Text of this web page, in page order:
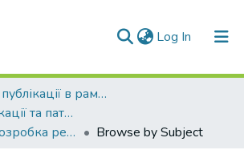
Log In (current)
Наукові публікації в рамках виконання держбюджетних науково-дослідних робіт
Наукові публікації та патенти в рамках виконання держбюджетних науково-дослідних робіт 2021 р.
ДН-06-21 «Розробка ресурсозберігаючого екологічного методу підвищення безпеки експлуатації залізничного транспорту підвищенням енергоємності гальмівних систем»
Browse by Subject